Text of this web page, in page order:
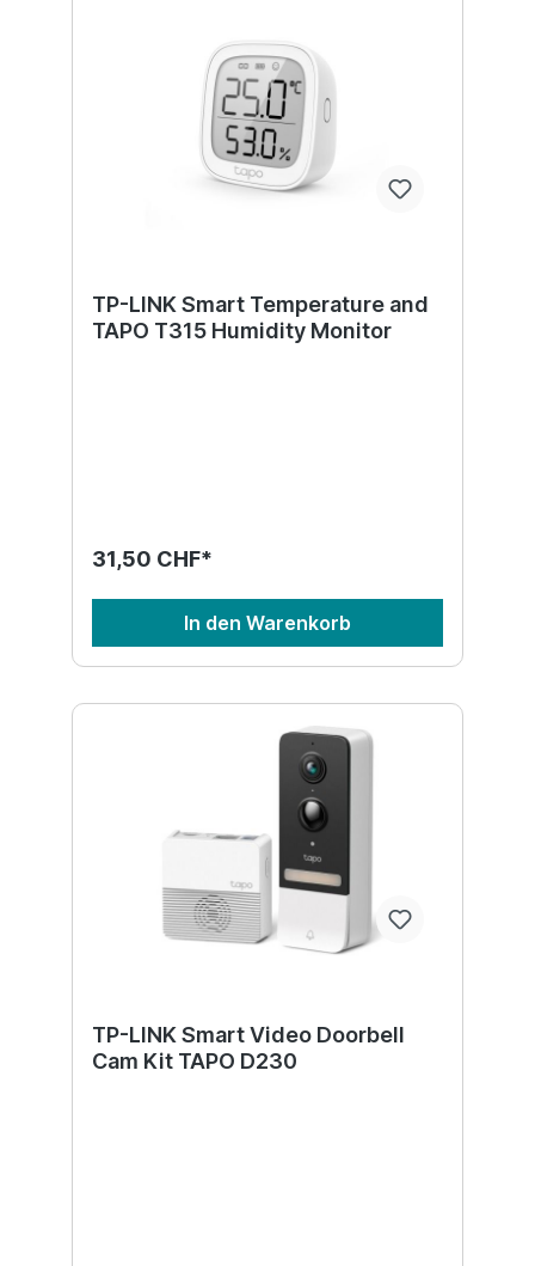
TP-LINK Smart Temperature and
TAPO T315 Humidity Monitor
31,50 CHF*
In den Warenkorb
TP-LINK Smart Video Doorbell
Cam Kit TAPO D230